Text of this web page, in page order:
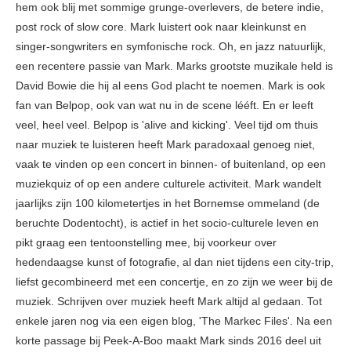
hem ook blij met sommige grunge-overlevers, de betere indie,
post rock of slow core. Mark luistert ook naar kleinkunst en
singer-songwriters en symfonische rock. Oh, en jazz natuurlijk,
een recentere passie van Mark. Marks grootste muzikale held is
David Bowie die hij al eens God placht te noemen. Mark is ook
fan van Belpop, ook van wat nu in de scene lééft. En er leeft
veel, heel veel. Belpop is 'alive and kicking'. Veel tijd om thuis
naar muziek te luisteren heeft Mark paradoxaal genoeg niet,
vaak te vinden op een concert in binnen- of buitenland, op een
muziekquiz of op een andere culturele activiteit. Mark wandelt
jaarlijks zijn 100 kilometertjes in het Bornemse ommeland (de
beruchte Dodentocht), is actief in het socio-culturele leven en
pikt graag een tentoonstelling mee, bij voorkeur over
hedendaagse kunst of fotografie, al dan niet tijdens een city-trip,
liefst gecombineerd met een concertje, en zo zijn we weer bij de
muziek. Schrijven over muziek heeft Mark altijd al gedaan. Tot
enkele jaren nog via een eigen blog, 'The Markec Files'. Na een
korte passage bij Peek-A-Boo maakt Mark sinds 2016 deel uit